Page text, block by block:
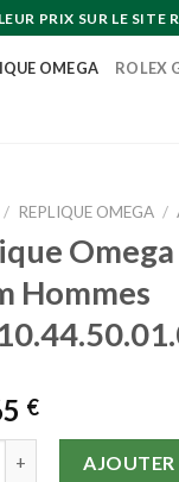
PRIX SUR LE
OMEGA ROLEX
/ REPLIQUE OMEGA /
Hommes
€
AJOUTER